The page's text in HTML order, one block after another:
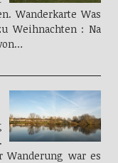
Wanderkarte Was
Weihnachten : Na
Wanderung war es